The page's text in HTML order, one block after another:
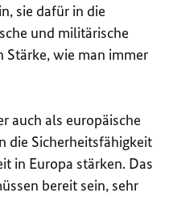
sie dafür in die
und militärische
Stärke, wie man immer
auch als europäische
die Sicherheitsfähigkeit
in Europa stärken. Das
bereit sein, sehr